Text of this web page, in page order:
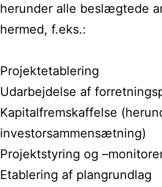
herunder alle beslægtede
hermed, f.eks.:
Projektetablering
Udarbejdelse af
Kapitalfremskaffelse
investorsammensætning)
Projektstyring og
Etablering af plangrundlag